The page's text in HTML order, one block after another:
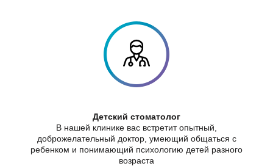
Детский стоматолог
В нашей клинике вас встретит опытный,
доброжелательный доктор, умеющий общаться с
ребенком и понимающий психологию детей разного
возраста